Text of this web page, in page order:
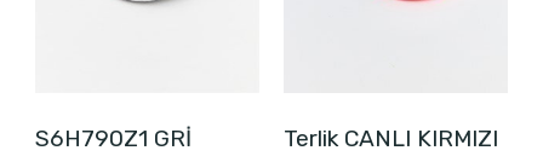
S6H790Z1 GRİ Terlik CANLI KIRMIZI